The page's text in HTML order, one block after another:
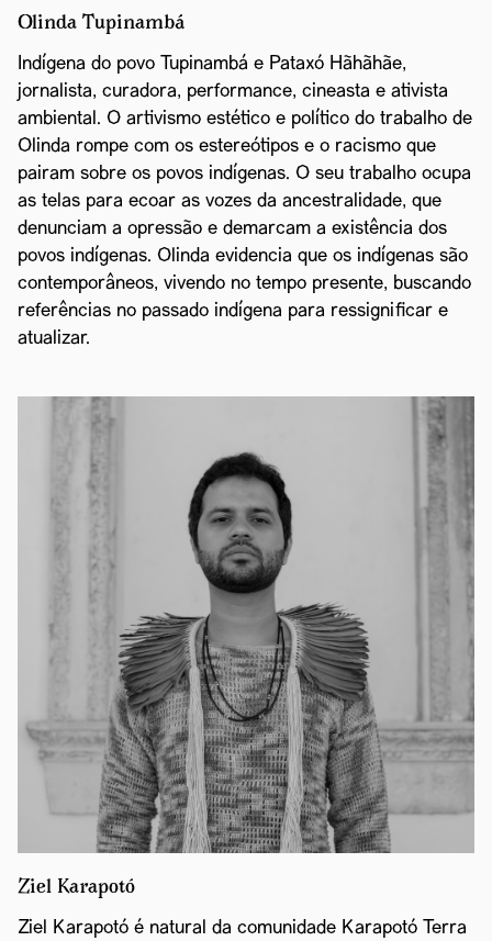
Olinda Tupinambá
Indígena do povo Tupinambá e Pataxó Hãhãhãe,
jornalista, curadora, performance, cineasta e ativista
ambiental. O artivismo estético e político do trabalho de
Olinda rompe com os estereótipos e o racismo que
pairam sobre os povos indígenas. O seu trabalho ocupa
as telas para ecoar as vozes da ancestralidade, que
denunciam a opressão e demarcam a existência dos
povos indígenas. Olinda evidencia que os indígenas são
contemporâneos, vivendo no tempo presente, buscando
referências no passado indígena para ressignificar e
atualizar.
Ziel Karapotó
Ziel Karapotó é natural da comunidade Karapotó Terra